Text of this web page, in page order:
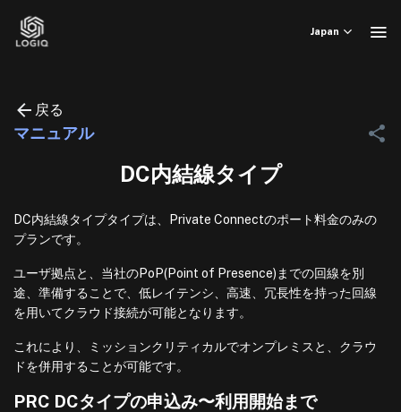
Japan
戻る
マニュアル
DC内結線タイプ
DC内結線タイプタイプは、Private Connectのポート料金のみの
プランです。
ユーザ拠点と、当社のPoP(Point of Presence)までの回線を別
途、準備することで、低レイテンシ、高速、冗長性を持った回線
を用いてクラウド接続が可能となります。
これにより、ミッションクリティカルでオンプレミスと、クラウ
ドを併用することが可能です。
PRC DCタイプの申込み〜利用開始まで